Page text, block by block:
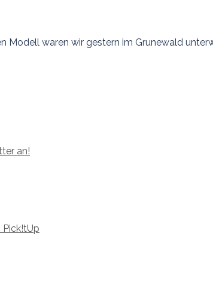
Modell waren wir gestern im Grunewald
an!